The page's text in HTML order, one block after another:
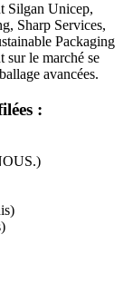
Silgan Unicep,
Sharp Services,
Packaging
sur le marché se
avancées.
: